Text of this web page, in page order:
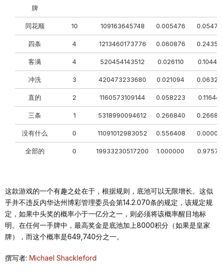
牌
同花顺 10 109163645748 0.005476
四条 4 1213460173776 0.060876
客满 4 520454143512 0.026110
冲洗 3 420473233680 0.021094
直的 2 1160573109144 0.058223
三条 1 5318990094612 0.266840
没有什么 0 11091012983052 0.556408
全部的 0 19933230517200 1.000000
这款游戏的一个有趣之处在于，根据规则，底池可以无限增长。这似
乎并不违反内华达州博彩管理委员会第14.2.070条的规定，该规定规
定，如果中头奖的概率小于一亿分之一，则必须将该概率醒目地标
明。在任何一手牌中，最高奖金是底池加上8000积分（如果是皇家
牌），而这个概率是649,740分之一。
撰写者: Michael Shackleford